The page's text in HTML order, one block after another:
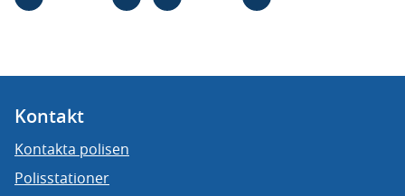
Kontakt
Kontakta polisen
Polisstationer